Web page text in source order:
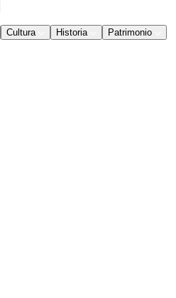
Cultura Historia
Patrimonio